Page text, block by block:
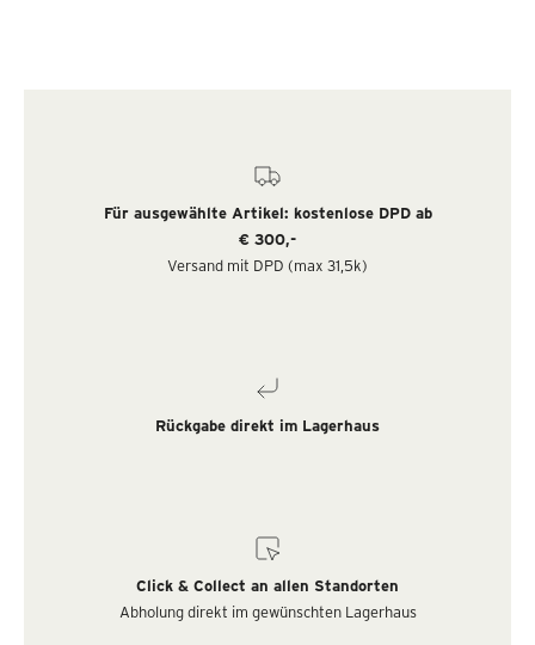
Für ausgewählte Artikel: kostenlose DPD ab
€ 300,-
Versand mit DPD (max 31,5k)
Rückgabe direkt im Lagerhaus
Click & Collect an allen Standorten
Abholung direkt im gewünschten Lagerhaus